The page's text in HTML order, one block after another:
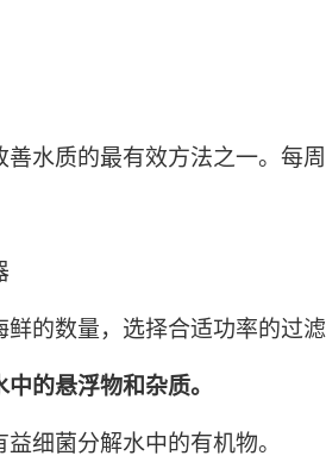
水质的最有效方法之一。每
鲜的数量，选择合适功率的过
的悬浮物和杂质。
细菌分解水中的有机物。